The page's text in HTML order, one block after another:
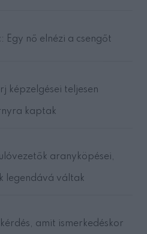
Egy nő elnézi a csengőt
képzelgései teljesen
kaptak
aranyköpései,
legendává váltak
amit ismerkedéskor